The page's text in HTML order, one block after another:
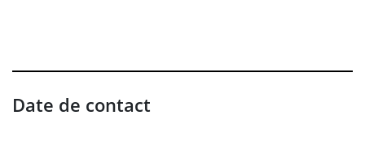
Date de contact